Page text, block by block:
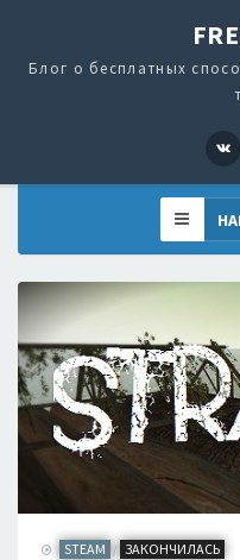
Блог о бесплатных
STEAM / ЗАКОНЧИЛАСЬ